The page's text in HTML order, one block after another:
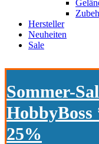
Hersteller
Neuheiten
Sale
Sommer-
25%